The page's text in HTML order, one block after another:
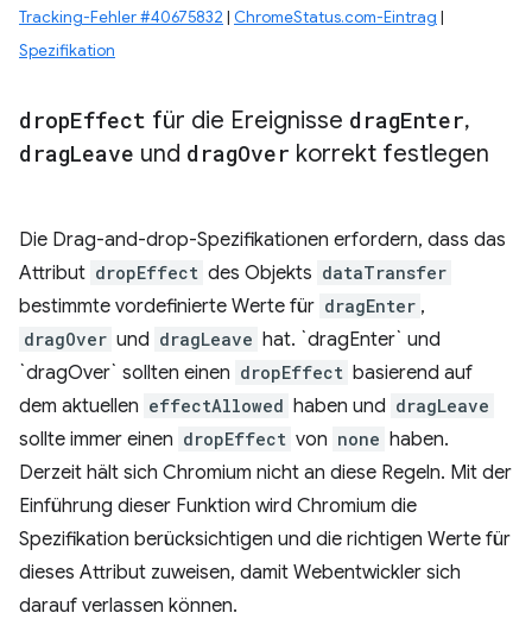
Tracking-Fehler #40675832 | ChromeStatus.com-Eintrag |
Spezifikation
dropEffect für die Ereignisse dragEnter,
dragLeave und dragOver korrekt festlegen
Die Drag-and-drop-Spezifikationen erfordern, dass das
Attribut dropEffect des Objekts dataTransfer
bestimmte vordefinierte Werte für dragEnter ,
dragOver und dragLeave hat. `dragEnter` und
`dragOver` sollten einen dropEffect basierend auf
dem aktuellen effectAllowed haben und dragLeave
sollte immer einen dropEffect von none haben.
Derzeit hält sich Chromium nicht an diese Regeln. Mit der
Einführung dieser Funktion wird Chromium die
Spezifikation berücksichtigen und die richtigen Werte für
dieses Attribut zuweisen, damit Webentwickler sich
darauf verlassen können.